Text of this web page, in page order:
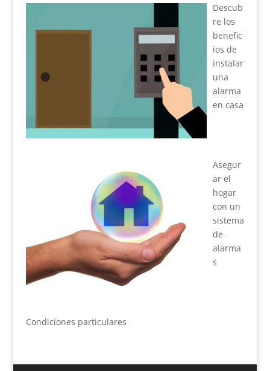
Descub
re los
benefic
ios de
instalar
una
alarma
en casa
Asegur
ar el
hogar
con un
sistema
de
alarma
s
Condiciones particulares